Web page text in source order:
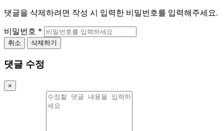
댓글을 삭제하려면 작성 시 입력한 비밀번호를 입력해주세요.
비밀번호 *
취소 삭제하기
댓글 수정
×